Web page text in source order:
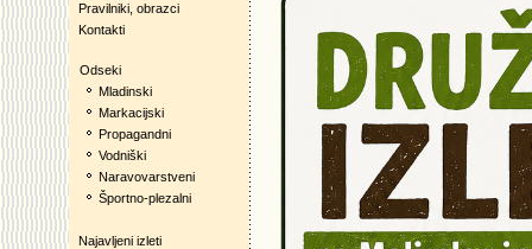
Pravilniki, obrazci
Kontakti
Odseki
Mladinski
Markacijski
Propagandni
Vodniški
Naravovarstveni
Športno-plezalni
Najavljeni izleti